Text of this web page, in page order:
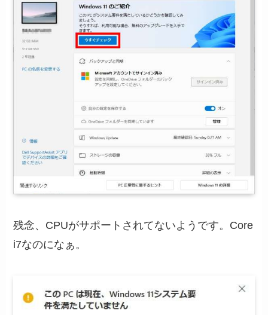
残念、CPUがサポートされてないようです。Core
i7なのになぁ。